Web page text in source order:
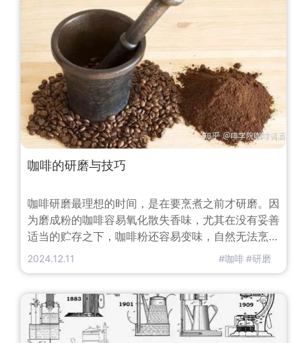
萃取时咖啡油脂及微量成分的影响，先讨论较实用及
贴切的资讯，像是如何品尝萃
咖啡的研磨与技巧
咖啡研磨最理想的时间，是在要烹煮之前才研磨。因
为磨成粉的咖啡容易氧化散失香味，尤其在没有妥善
适当的贮存之下，咖啡粉还容易变味，自然无法烹煮
出香醇的咖啡。在磨豆机发明之前，人类使用石制的
钵所磨出的咖啡粉，最能泡出香醇风味。将烘焙后的
咖啡豆粉碎的作业叫研磨。研磨咖啡豆的道具叫磨。
研磨咖啡最理想的时间，是在要烹煮
2024.12.11 #咖啡#研磨